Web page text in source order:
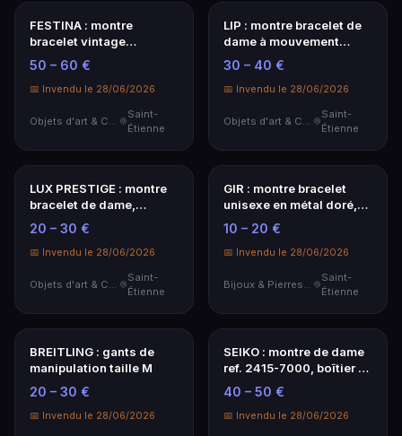
MICHEL HERBELIN :
dame, mouvement
quartz, cadran
deux tons, bracelet cuir
30 – 50 €
Étienne
SEIKO Velatura Kinetic
Bracelet Homme Acier
44mm
300 – 320 €
Étienne